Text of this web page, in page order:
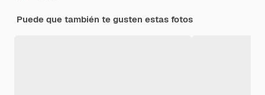
Puede que también te gusten estas fotos